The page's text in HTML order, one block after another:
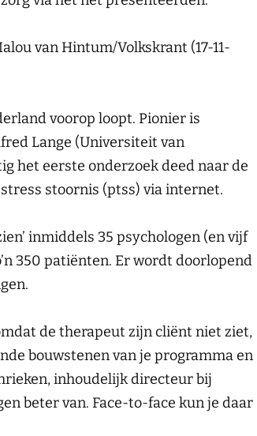
van Hintum/Volkskrant (17-11-
voorop loopt. Pionier is
Lange (Universiteit van
het eerste onderzoek deed naar de
stoornis (ptss) via internet.
inmiddels 35 psychologen (en vijf
350 patiënten. Er wordt doorlopend
de therapeut zijn cliënt niet ziet,
bouwstenen van je programma en
inhoudelijk directeur bij
beter van. Face-to-face kun je daar